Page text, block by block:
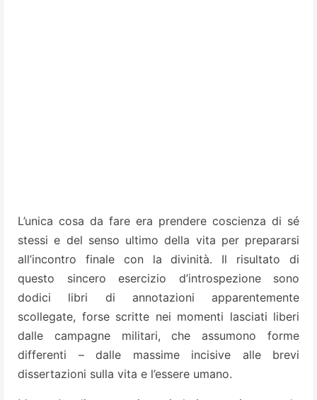
L’unica cosa da fare era prendere coscienza di sé
stessi e del senso ultimo della vita per prepararsi
all’incontro finale con la divinità. Il risultato di
questo sincero esercizio d’introspezione sono
dodici libri di annotazioni apparentemente
scollegate, forse scritte nei momenti lasciati liberi
dalle campagne militari, che assumono forme
differenti – dalle massime incisive alle brevi
dissertazioni sulla vita e l’essere umano.